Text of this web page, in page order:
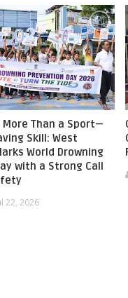
Than a Sport—
Skill: West
World Drowning
with a Strong Call
22, 2026